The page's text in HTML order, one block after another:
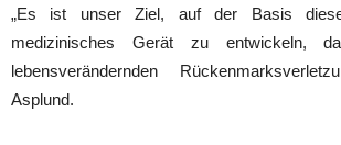
„Es ist unser Ziel, auf der Basis
medizinisches Gerät zu entwickeln,
lebensverändernden
Asplund.